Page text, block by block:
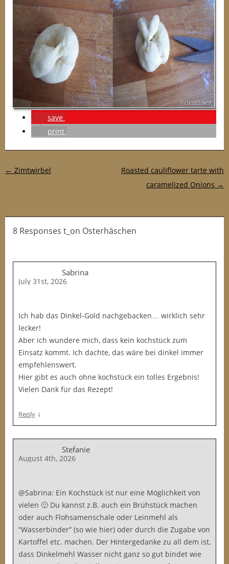
save
print
Post navigation
← Zimtwirbel
Roasted cauliflower tarte with
caramelized Onions →
8 Responses t_on Osterhäschen
Sabrina
July 31st, 2026
Ich hab das Dinkel-Gold nachgebacken… wirklich sehr
lecker!
Aber ich wundere mich, dass kein kochstück zum
Einsatz kommt. Ich dachte, das wäre bei dinkel immer
empfehlenswert.
Hier gibt es auch ohne kochstück ein tolles Ergebnis!
Vielen Dank für das Rezept!
Reply ↓
Stefanie
August 4th, 2026
@Sabrina: Ein Kochstück ist nur eine Möglichkeit von
vielen 🙂 Du kannst z.B. auch ein Brühstück machen
oder auch Flohsamenschale oder Leinmehl als
“Wasserbinder” (so wie hier) oder durch die Zugabe von
Kartoffel etc. machen. Der Hintergedanke zu all dem ist,
dass Dinkelmehl Wasser nicht ganz so gut bindet wie